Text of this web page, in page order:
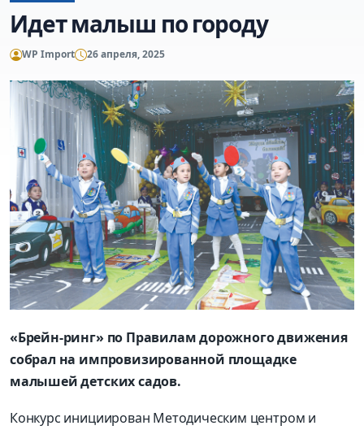
Идет малыш по городу
WP Import 26 апреля, 2025
«Брейн-ринг» по Правилам дорожного движения
собрал на импровизированной площадке
малышей детских садов.
Конкурс инициирован Методичес­ким центром и